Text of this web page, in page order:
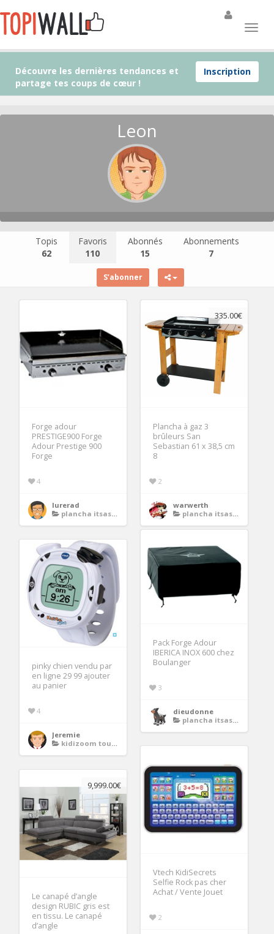
Inscription
Découvre les dernières tendances et
partage tes coups de cœur !
Leon
Topis
62
Favoris
110
Abonnés
15
Abonnements
7
S’abonner
Forge adour
PRESTIGE900 Forge
Adour Prestige 900
Forge
4
lurerad
plancha itsasu 600 inox
335.00€
Plancha à gaz 3
brûleurs San
Sebastian 61 x 38,5 cm
8
2
warwerth
plancha itsasu 600 inox
Pack Forge Adour
IBERICA INOX 600 chez
Boulanger
3
dieudonne
plancha itsasu 600 inox
pinky chien vendu par
en ligne 29 99 ajouter
au panier
4
Jeremie
kidizoom touch connect
Vtech KidiSecrets
Selfie Rock pas cher
Achat / Vente Jouet
2
9,999.00€
Le canapé d’angle
design RUBIC gris est
en tissu. Le canapé
d’angle